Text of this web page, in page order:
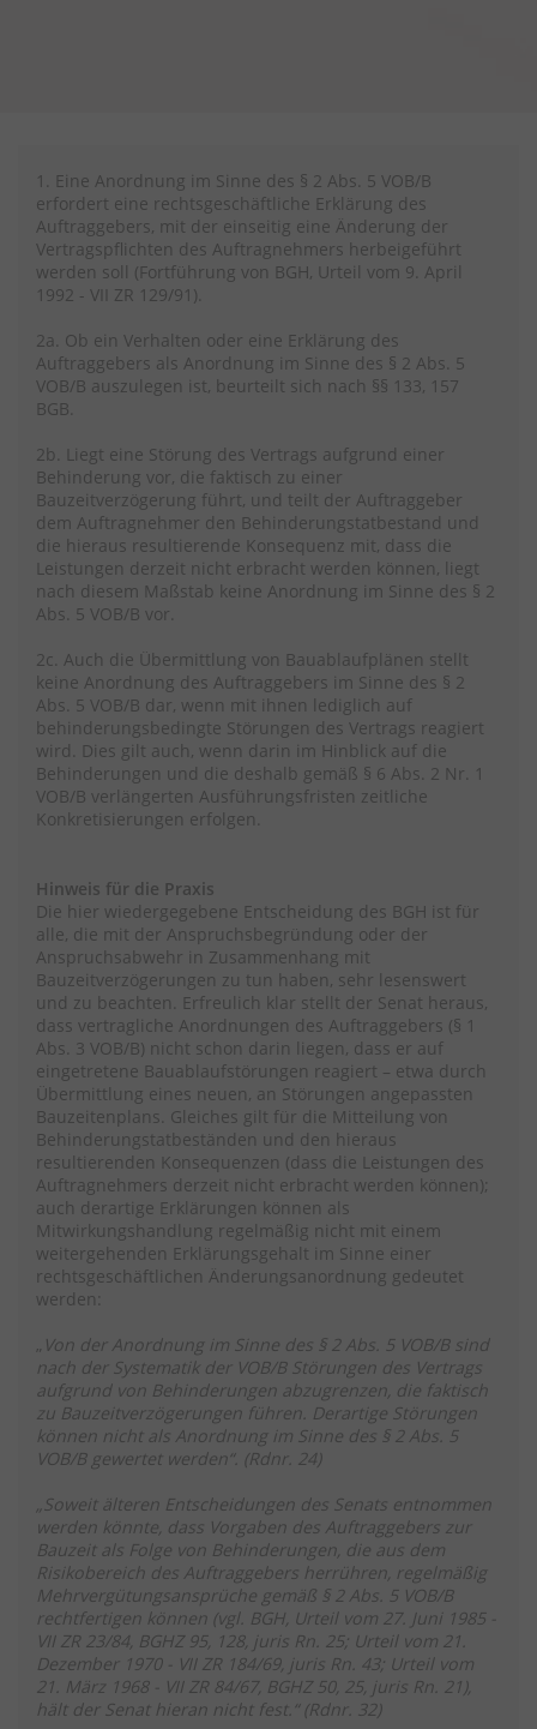
1. Eine Anordnung im Sinne des § 2 Abs. 5 VOB/B
erfordert eine rechtsgeschäftliche Erklärung des
Auftraggebers, mit der einseitig eine Änderung der
Vertragspflichten des Auftragnehmers herbeigeführt
werden soll (Fortführung von BGH, Urteil vom 9. April
1992 - VII ZR 129/91).
2a. Ob ein Verhalten oder eine Erklärung des
Auftraggebers als Anordnung im Sinne des § 2 Abs. 5
VOB/B auszulegen ist, beurteilt sich nach §§ 133, 157
BGB.
2b. Liegt eine Störung des Vertrags aufgrund einer
Behinderung vor, die faktisch zu einer
Bauzeitverzögerung führt, und teilt der Auftraggeber
dem Auftragnehmer den Behinderungstatbestand und
die hieraus resultierende Konsequenz mit, dass die
Leistungen derzeit nicht erbracht werden können, liegt
nach diesem Maßstab keine Anordnung im Sinne des § 2
Abs. 5 VOB/B vor.
2c. Auch die Übermittlung von Bauablaufplänen stellt
keine Anordnung des Auftraggebers im Sinne des § 2
Abs. 5 VOB/B dar, wenn mit ihnen lediglich auf
behinderungsbedingte Störungen des Vertrags reagiert
wird. Dies gilt auch, wenn darin im Hinblick auf die
Behinderungen und die deshalb gemäß § 6 Abs. 2 Nr. 1
VOB/B verlängerten Ausführungsfristen zeitliche
Konkretisierungen erfolgen.
Hinweis für die Praxis
Die hier wiedergegebene Entscheidung des BGH ist für
alle, die mit der Anspruchsbegründung oder der
Anspruchsabwehr in Zusammenhang mit
Bauzeitverzögerungen zu tun haben, sehr lesenswert
und zu beachten. Erfreulich klar stellt der Senat heraus,
dass vertragliche Anordnungen des Auftraggebers (§ 1
Abs. 3 VOB/B) nicht schon darin liegen, dass er auf
eingetretene Bauablaufstörungen reagiert – etwa durch
Übermittlung eines neuen, an Störungen angepassten
Bauzeitenplans. Gleiches gilt für die Mitteilung von
Behinderungstatbeständen und den hieraus
resultierenden Konsequenzen (dass die Leistungen des
Auftragnehmers derzeit nicht erbracht werden können);
auch derartige Erklärungen können als
Mitwirkungshandlung regelmäßig nicht mit einem
weitergehenden Erklärungsgehalt im Sinne einer
rechtsgeschäftlichen Änderungsanordnung gedeutet
werden:
„ Von der Anordnung im Sinne des § 2 Abs. 5 VOB/B sind
nach der Systematik der VOB/B Störungen des Vertrags
aufgrund von Behinderungen abzugrenzen, die faktisch
zu Bauzeitverzögerungen führen. Derartige Störungen
können nicht als Anordnung im Sinne des § 2 Abs. 5
VOB/B gewertet werden“. (Rdnr. 24)
„Soweit älteren Entscheidungen des Senats entnommen
werden könnte, dass Vorgaben des Auftraggebers zur
Bauzeit als Folge von Behinderungen, die aus dem
Risikobereich des Auftraggebers herrühren, regelmäßig
Mehrvergütungsansprüche gemäß § 2 Abs. 5 VOB/B
rechtfertigen können (vgl. BGH, Urteil vom 27. Juni 1985 -
VII ZR 23/84, BGHZ 95, 128, juris Rn. 25; Urteil vom 21.
Dezember 1970 - VII ZR 184/69, juris Rn. 43; Urteil vom
21. März 1968 - VII ZR 84/67, BGHZ 50, 25, juris Rn. 21),
hält der Senat hieran nicht fest.“ (Rdnr. 32)